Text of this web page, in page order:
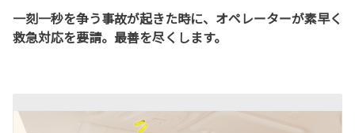
一刻一秒を争う事故が起きた時に、オペレーターが素早く
救急対応を要請。最善を尽くします。